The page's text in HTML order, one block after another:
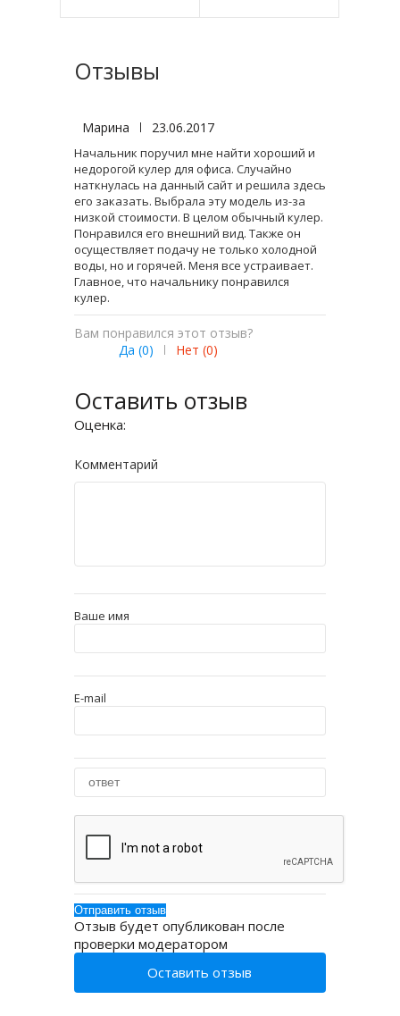
Отзывы
Марина | 23.06.2017
Начальник поручил мне найти хороший и
недорогой кулер для офиса. Случайно
наткнулась на данный сайт и решила здесь
его заказать. Выбрала эту модель из-за
низкой стоимости. В целом обычный кулер.
Понравился его внешний вид. Также он
осуществляет подачу не только холодной
воды, но и горячей. Меня все устраивает.
Главное, что начальнику понравился
кулер.
Вам понравился этот отзыв?
Да (0) | Нет (0)
Оставить отзыв
Оценка:
Комментарий
Ваше имя
E-mail
Отзыв будет опубликован после
проверки модератором
Оставить отзыв